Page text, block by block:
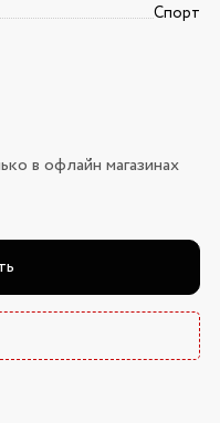
Спорт
в офлайн магазинах